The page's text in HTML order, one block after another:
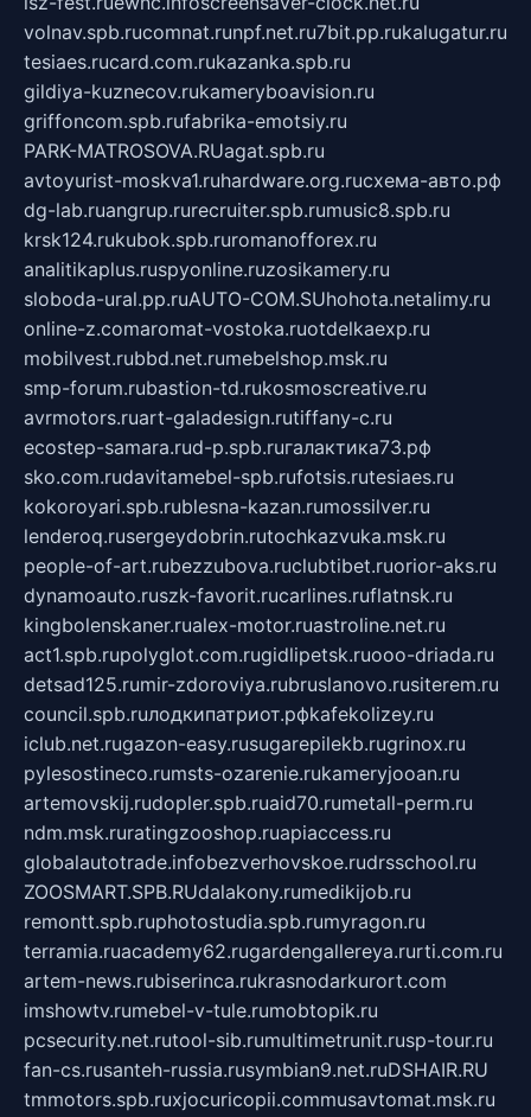
volnav.spb.rucomnat.runpf.net.ru7bit.pp.rukalugatur.ru
tesiaes.rucard.com.rukazanka.spb.ru
gildiya-kuznecov.rukameryboavision.ru
griffoncom.spb.rufabrika-emotsiy.ru
PARK-MATROSOVA.RUagat.spb.ru
avtoyurist-moskva1.ruhardware.org.ruсхема-авто.рф
dg-lab.ruangrup.rurecruiter.spb.rumusic8.spb.ru
krsk124.rukubok.spb.ruromanofforex.ru
analitikaplus.ruspyonline.ruzosikamery.ru
sloboda-ural.pp.ruAUTO-COM.SUhohota.netalimy.ru
online-z.comaromat-vostoka.ruotdelkaexp.ru
mobilvest.rubbd.net.rumebelshop.msk.ru
smp-forum.rubastion-td.rukosmoscreative.ru
avrmotors.ruart-galadesign.rutiffany-c.ru
ecostep-samara.rud-p.spb.ruгалактика73.рф
sko.com.rudavitamebel-spb.rufotsis.rutesiaes.ru
kokoroyari.spb.rublesna-kazan.rumossilver.ru
lenderoq.rusergeydobrin.rutochkazvuka.msk.ru
people-of-art.rubezzubova.ruclubtibet.ruorior-aks.ru
dynamoauto.ruszk-favorit.rucarlines.ruflatnsk.ru
kingbolenskaner.rualex-motor.ruastroline.net.ru
act1.spb.rupolyglot.com.rugidlipetsk.ruooo-driada.ru
detsad125.rumir-zdoroviya.rubruslanovo.rusiterem.ru
council.spb.ruлодкипатриот.рфkafekolizey.ru
iclub.net.rugazon-easy.rusugarepilekb.rugrinox.ru
pylesostineco.rumsts-ozarenie.rukameryjooan.ru
artemovskij.rudopler.spb.ruaid70.rumetall-perm.ru
ndm.msk.ruratingzooshop.ruapiaccess.ru
globalautotrade.infobezverhovskoe.rudrsschool.ru
ZOOSMART.SPB.RUdalakony.rumedikijob.ru
remontt.spb.ruphotostudia.spb.rumyragon.ru
terramia.ruacademy62.rugardengallereya.rurti.com.ru
artem-news.rubiserinca.rukrasnodarkurort.com
imshowtv.rumebel-v-tule.rumobtopik.ru
pcsecurity.net.rutool-sib.rumultimetrunit.rusp-tour.ru
fan-cs.rusanteh-russia.rusymbian9.net.ruDSHAIR.RU
tmmotors.spb.ruxjocuricopii.commusavtomat.msk.ru